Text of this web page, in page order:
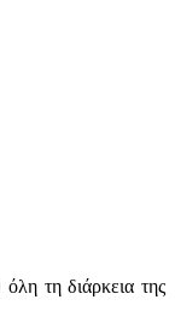
τη διάρκεια της